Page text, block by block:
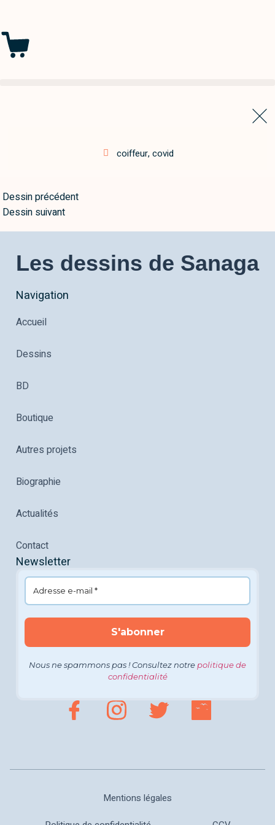
coiffeur,covid
Dessin précédent
Dessin suivant
Les dessins de Sanaga
Navigation
Accueil
Dessins
BD
Boutique
Autres projets
Biographie
Actualités
Contact
Newsletter
Nous ne spammons pas ! Consultez notrepolitique de
confidentialité
Mentions légales